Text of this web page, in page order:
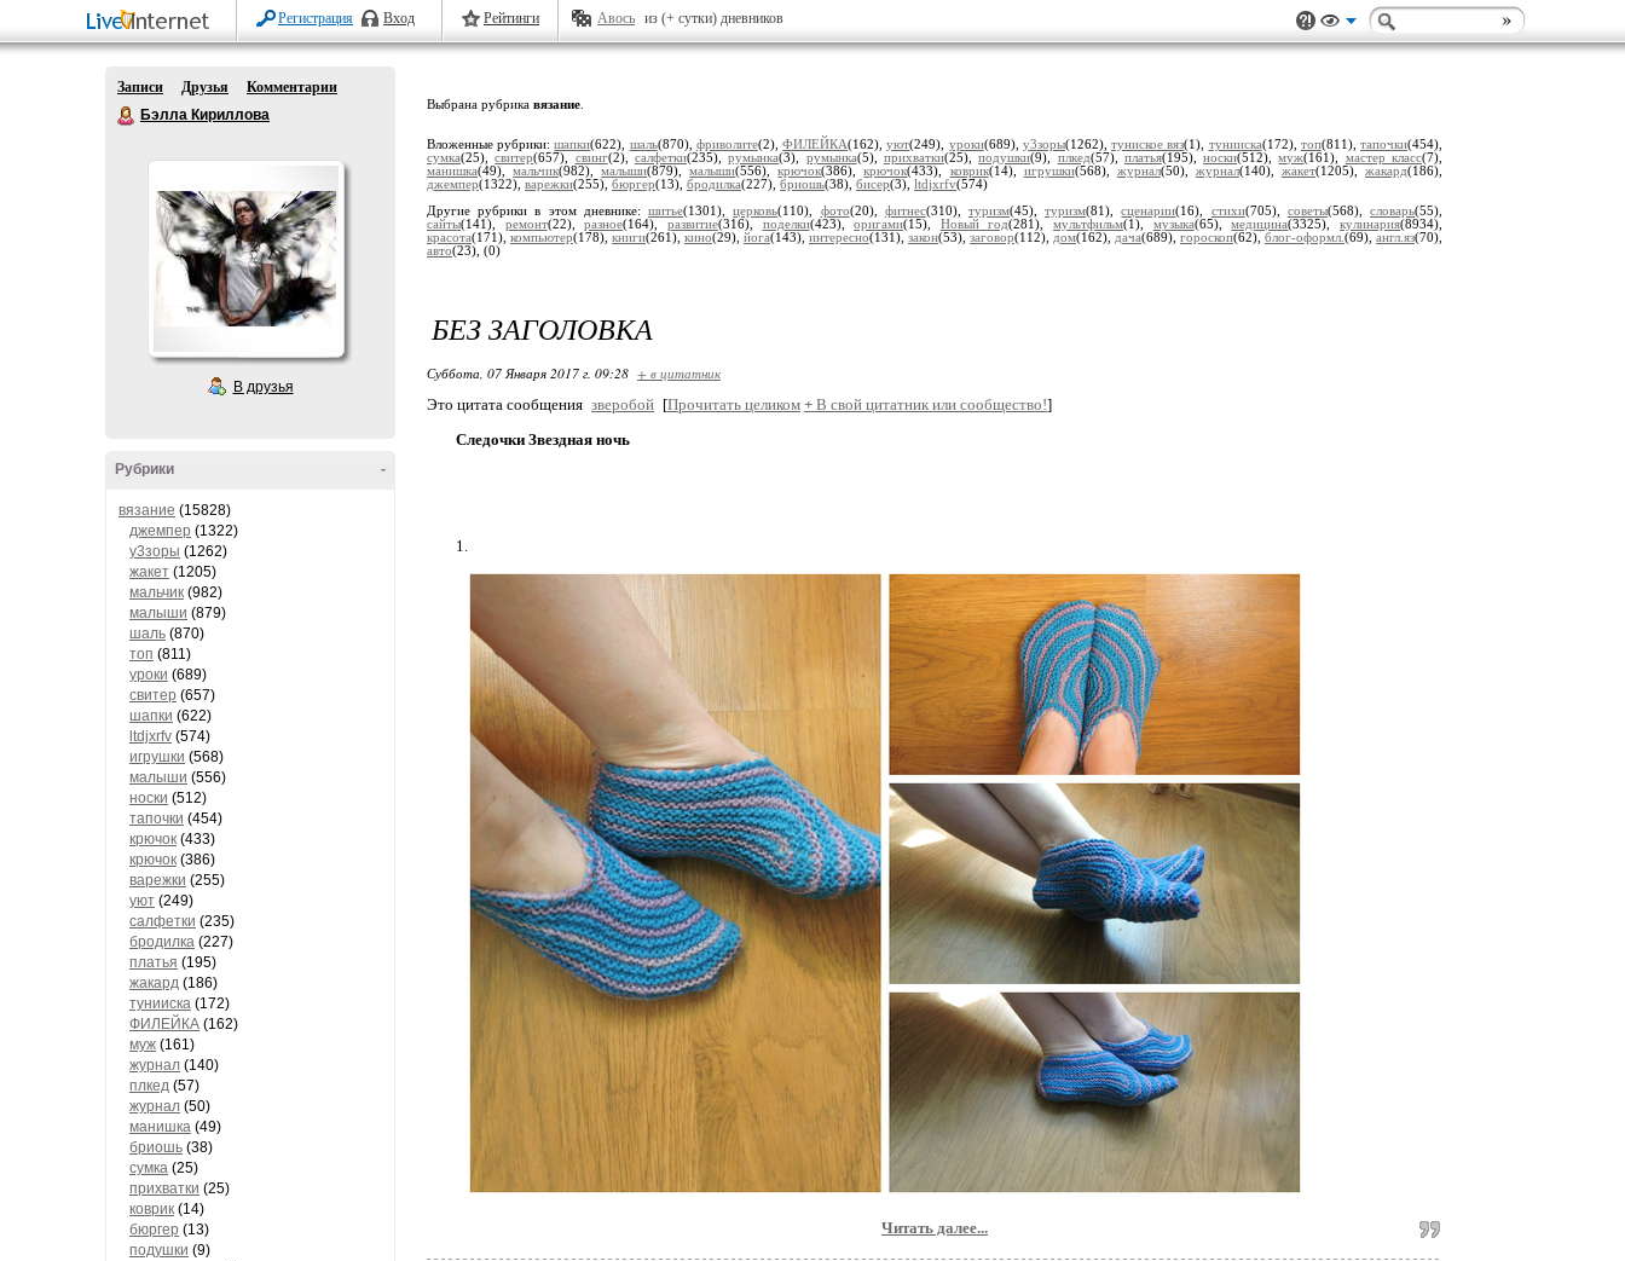
Регистрация Вход Рейтинги Авось из (+ сутки) дневников
Записи Друзья
Комментарии
Бэлла Кириллова
В друзья
-
Рубрики
вязание (15828)
джемпер (1322)
у3зоры (1262)
жакет (1205)
мальчик (982)
малыши (879)
шаль (870)
топ (811)
уроки (689)
свитер (657)
шапки (622)
ltdjxrfv (574)
игрушки (568)
малыши (556)
носки (512)
тапочки (454)
крючок (433)
крючок (386)
варежки (255)
уют (249)
салфетки (235)
бродилка (227)
платья (195)
жакард (186)
тунииска (172)
ФИЛЕЙКА (162)
муж (161)
журнал (140)
плкед (57)
журнал (50)
манишка (49)
бриошь (38)
сумка (25)
прихватки (25)
коврик (14)
бюргер (13)
подушки (9)
Выбрана рубрика вязание
Вложенные рубрики:шапки(622), шаль(870), фриволите(2),ФИЛЕЙКА(162),уют(249), уроки(689), у3зоры(1262),туниское вяз(1), тунииска(172), топ(811),тапочки(454),
сумка(25),свитер(657), свинг(2), салфетки(235),румынка(3), румынка(5), прихватки(25),подушки(9), плкед(57), платья(195),носки(512),муж(161), мастер класс(7),
манишка(49),мальчик(982),малыши(879),малыши(556),крючок(386),крючок(433), коврик(14), игрушки(568), журнал(50), журнал(140), жакет(1205),жакард(186),
джемпер(1322), варежки(255), бюргер(13), бродилка(227), бриошь(38), бисер(3), ltdjxrfv(574)
Другие рубрики в этом дневнике:шитье(1301),церковь(110), фото(20), фитнес(310), туризм(45),туризм(81),сценарии(16), стихи(705), советы(568),словарь(55),
сайты(141), ремонт(22),разное(164), развитие(316), поделки(423),оригами(15), Новый год(281),мультфильм(1), музыка(65),медицина(3325),кулинария(8934),
красота(171), компьютер(178), книги(261), кино(29), йога(143), интересно(131), закон(53), заговор(112), дом(162), дача(689), гороскоп(62), блог-оформл. (69), англ.яз(70),
авто(23), (0)
БЕЗ ЗАГОЛОВКА
Суббота, 07 Января 2017 г. 09:28 + в цитатник
Это цитата сообщения зверобой [Прочитать целиком + В свой цитатник или сообщество!]
Следочки Звездная ночь
1.
Читать далее...